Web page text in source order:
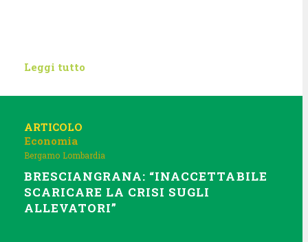
Leggi tutto
ARTICOLO
Economia
Bergamo Lombardia
BRESCIANGRANA: “INACCETTABILE
SCARICARE LA CRISI SUGLI
ALLEVATORI”